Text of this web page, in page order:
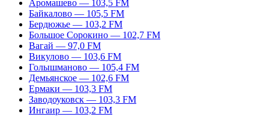
Аромашево — 103,5 FM
Байкалово — 105,5 FM
Бердюжье — 103,2 FM
Большое Сорокино — 102,7 FM
Вагай — 97,0 FM
Викулово — 103,6 FM
Голышманово — 105,4 FM
Демьянское — 102,6 FM
Ермаки — 103,3 FM
Заводоуковск — 103,3 FM
Ингаир — 103,2 FM